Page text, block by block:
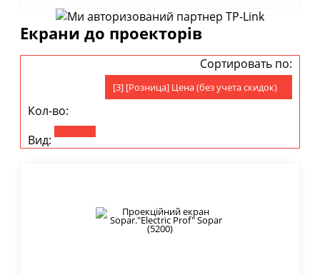
Екрани до проекторів
Сортировать по:
[3] [Розница] Цена (без учета скидок)
Кол-во:
Вид: